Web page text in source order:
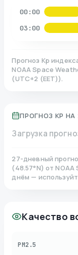
00:00
03:00
Прогноз Kp
NOAA Space
(UTC+2 (EET)).
ПРОГНОЗ KP НА
Загрузка
27-дневный
(48.57°N)от NOAA
днём —
Качество
PM2.5